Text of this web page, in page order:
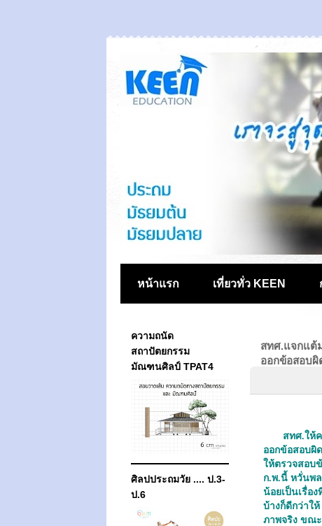
หน้าแรก เที่ยวทั่ว KEEN
สทศ.แจกแต้
ออกข้อสอบผิ
สทศ.ให้
ออกข้อสอบผิ
ให้ตรวจสอบ
ก.พ.นี้ หวั่นพ
น้อยเป็นเรื่อ
บ้างก็ดีกว่าใ
ภาพจริง ขณะ
ความถนัด
สถาปัตยกรรม
มัณฑนศิลป์ TPAT4
ศิลปประถมวัย .... ป.3-
ป.6